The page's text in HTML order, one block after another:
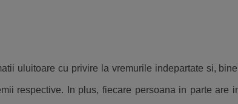
uluitoare cu privire la vremurile indepartate si,
respective. In plus, fiecare persoana in parte